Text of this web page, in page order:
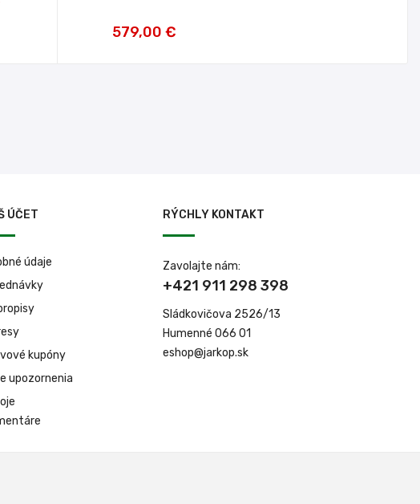
579,00 €
ÚČET
údaje
kupóny
upozornenia
RÝCHLY KONTAKT
Zavolajte nám:
+421 911 298 398
Sládkovičova 2526/13
Humenné 066 01
eshop@jarkop.sk